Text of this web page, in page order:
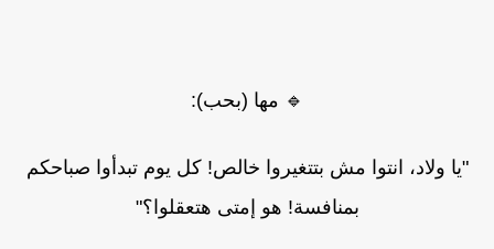
🔹 مها (بحب):
"يا ولاد، انتوا مش بتتغيروا خالص! كل يوم تبدأوا صباحكم
بمنافسة! هو إمتى هتعقلوا؟"